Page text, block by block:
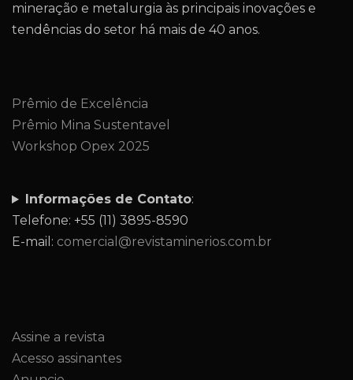
mineração e metalurgia às principais inovações e
tendências do setor há mais de 40 anos.
Prêmio de Excelência
Prêmio Mina Sustentavel
Workshop Opex 2025
Informações de Contato:
Telefone: +55 (11) 3895-8590
E-mail: comercial@revistaminerios.com.br
Assine a revista
Acesso assinantes